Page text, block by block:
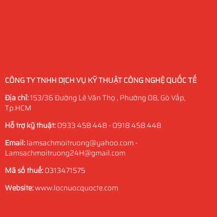
CÔNG TY TNHH DỊCH VỤ KỸ THUẬT CÔNG NGHỆ QUỐC TẾ
Địa chỉ:153/36 Đường Lê Văn Thọ , Phường 08, Gò Vấp,
Tp.HCM
Hỗ trợ kỹ thuật:0933 458 448 - 0918 458 448
Email:lamsachmoitruong@yahoo.com -
Lamsachmoitruong24H@gmail.com
Mã số thuế:0313471575
Website:www.locnuocquocte.com